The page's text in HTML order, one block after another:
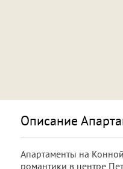
Описание
Апартаменты на
романтики в центре